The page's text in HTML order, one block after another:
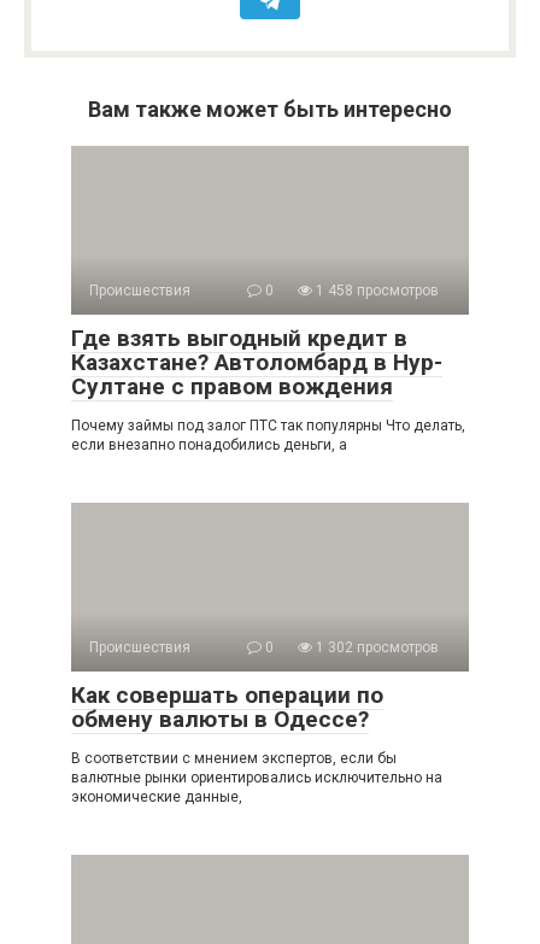
Вам также может быть интересно
Происшествия 0 1 458 просмотров
Где взять выгодный кредит в
Казахстане? Автоломбард в Нур-
Султане с правом вождения
Почему займы под залог ПТС так популярны Что делать,
если внезапно понадобились деньги, а
Происшествия 0 1 302 просмотров
Как совершать операции по
обмену валюты в Одессе?
В соответствии с мнением экспертов, если бы
валютные рынки ориентировались исключительно на
экономические данные,